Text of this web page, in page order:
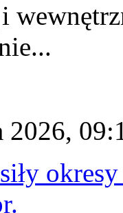
2026,